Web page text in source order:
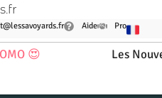
Aide Pro
😍 Les